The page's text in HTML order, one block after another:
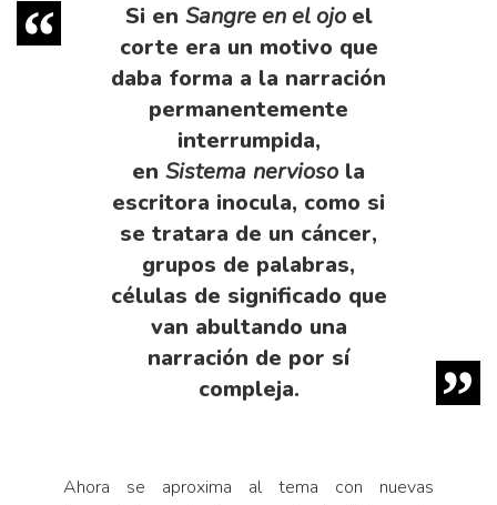
Si en Sangre en el ojo el
corte era un motivo que
daba forma a la narración
permanentemente
interrumpida,
en Sistema nervioso la
escritora inocula, como si
se tratara de un cáncer,
grupos de palabras,
células de significado que
van abultando una
narración de por sí
compleja.
Ahora se aproxima al tema con nuevas